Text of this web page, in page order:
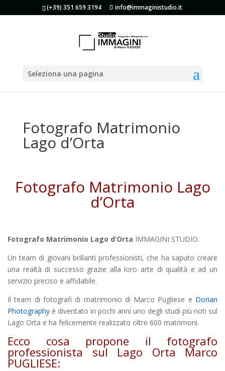
(+39) 351 659 3194 info@immaginistudio.it
Seleziona una pagina
Fotografo Matrimonio
Lago d’Orta
Fotografo Matrimonio Lago
d’Orta
Fotografo Matrimonio Lago d’Orta IMMAGINI STUDIO.
Un team di giovani brillanti professionisti, che ha saputo creare
una realtà di successo grazie alla loro arte di qualità e ad un
servizio preciso e affidabile.
Il team di fotografi di matrimonio di Marco Pugliese e Dorian
Photography è diventato in pochi anni uno degli studi più noti sul
Lago Orta e ha felicemente realizzato oltre 600 matrimoni.
Ecco cosa propone il fotografo
professionista sul Lago Orta Marco
PUGLIESE: